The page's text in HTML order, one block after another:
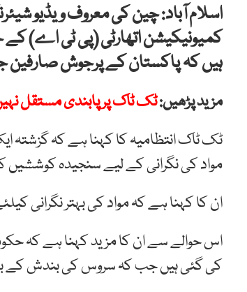
اسلام آباد: چین کی معروف ویڈیو
کمیونیکیشن اتھارٹی (پی ٹی اے)
ہیں کہ پاکستان کے پرجوش صارفین
مزید پڑھیں:ٹک ٹاک پر پابندی مستقل
ٹک ٹاک انتظامیہ کا کہنا ہے کہ
مواد کی نگرانی کے لیے سنجیدہ کوششیں
ان کا کہنا ہے کہ مواد کی بہتر نگرانی
اس حوالے سے ان کا مزید کہنا ہے کہ
کی گئی ہیں جب کہ سروس کی بندش کے